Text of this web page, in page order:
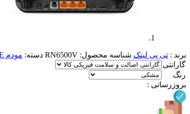
برند : تی پی لینک شناسه محصول: RN6500V دسته: مودم 3G/4G/5G/TD-LTE
گارانتی
رنگ
بروزرسانی :